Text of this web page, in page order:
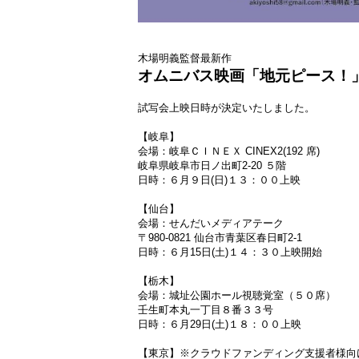
木場明義監督最新作
オムニバス映画「地元ピース！」
試写会上映日時が決定いたしました。
【岐阜】
会場：岐阜ＣＩＮＥＸ CINEX2(192 席)
岐阜県岐阜市日ノ出町2-20 ５階
日時：６月９日(日)１３：００上映
【仙台】
会場：せんだいメディアテーク
〒980-0821 仙台市青葉区春日町2-1
日時：６月15日(土)１４：３０上映開始
【栃木】
会場：城址公園ホール視聴覚室（５０席）
壬生町本丸一丁目８番３３号
日時：６月29日(土)１８：００上映
【東京】※クラウドファンディング支援者様向